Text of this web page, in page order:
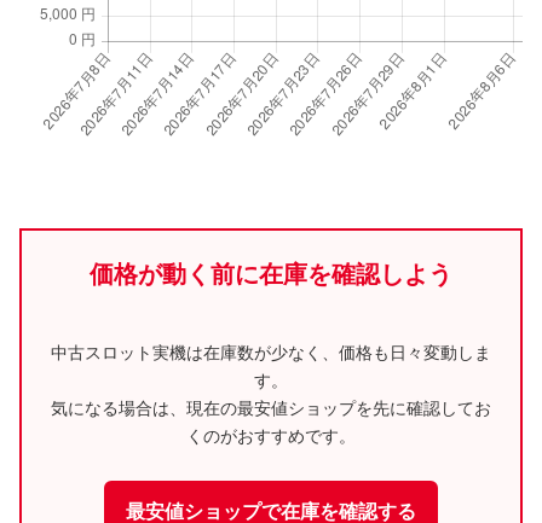
価格が動く前に在庫を確認しよう
中古スロット実機は在庫数が少なく、価格も日々変動しま
す。
気になる場合は、現在の最安値ショップを先に確認してお
くのがおすすめです。
最安値ショップで在庫を確認する